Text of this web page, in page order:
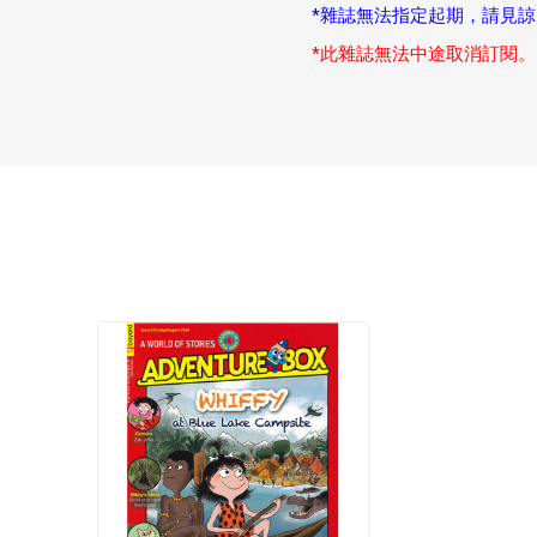
*雜誌無法指定起期，請見諒
*此雜誌無法中途取消訂閱。